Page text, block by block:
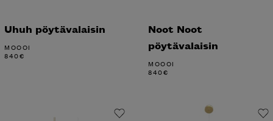
Uhuh pöytävalaisin
MOOOI
840€
Noot Noot
pöytävalaisin
MOOOI
840€